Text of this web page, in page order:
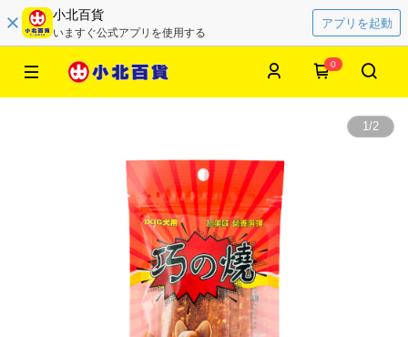
小北百貨
いますぐ公式アプリを使用する
アプリを起動
0
1/2